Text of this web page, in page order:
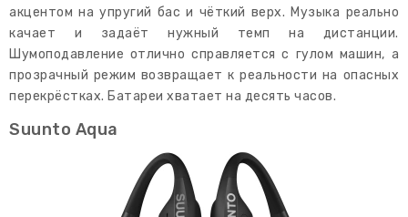
акцентом на упругий бас и чёткий верх. Музыка реально
качает и задаёт нужный темп на дистанции.
Шумоподавление отлично справляется с гулом машин, а
прозрачный режим возвращает к реальности на опасных
перекрёстках. Батареи хватает на десять часов.
Suunto Aqua